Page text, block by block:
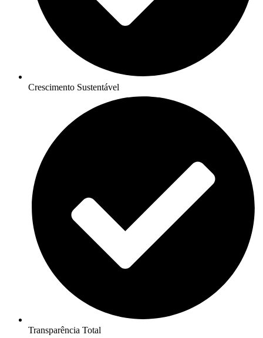
Crescimento Sustentável
Transparência Total